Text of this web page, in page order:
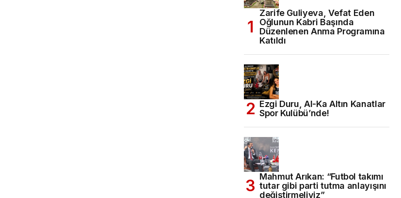
Zarife Guliyeva, Vefat Eden
Oğlunun Kabri Başında
Düzenlenen Anma Programına
Katıldı
Ezgi Duru, Al-Ka Altın Kanatlar
Spor Kulübü’nde!
Mahmut Arıkan: “Futbol takımı
tutar gibi parti tutma anlayışını
değiştirmeliyiz”